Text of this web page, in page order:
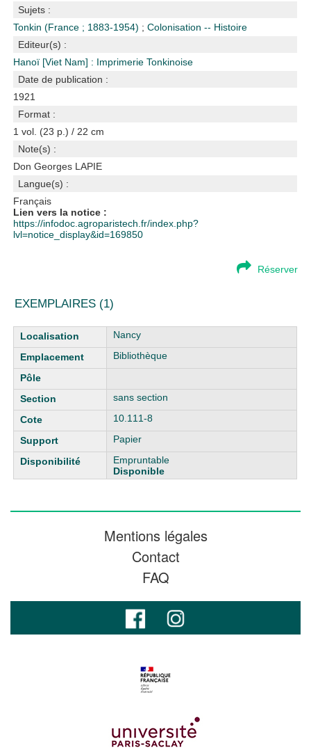
Sujets :
Tonkin (France ; 1883-1954) ;Colonisation -- Histoire
Editeur(s) :
Hanoï [Viet Nam] : Imprimerie Tonkinoise
Date de publication :
1921
Format :
1 vol. (23 p.) / 22 cm
Note(s) :
Don Georges LAPIE
Langue(s) :
Français
Lien vers la notice :
https://infodoc.agroparistech.fr/index.php?
lvl=notice_display&id=169850
Réserver
EXEMPLAIRES (1)
Liste des exemplaires
Nancy
Bibliothèque
sans section
10.111-8
Papier
Empruntable
Disponible
Mentions légales
Contact
FAQ